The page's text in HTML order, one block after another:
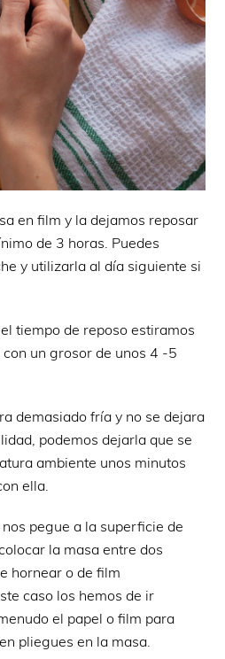
en film y la dejamos reposar
de 3 horas. Puedes
y utilizarla al día siguiente si
tiempo de reposo estiramos
un grosor de unos 4 -5
demasiado fría y no se dejara
podemos dejarla que se
ambiente unos minutos
ella.
pegue a la superficie de
la masa entre dos
hornear o de film
caso los hemos de ir
el papel o film para
pliegues en la masa.